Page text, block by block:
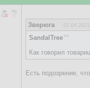
Зверюга
SandalTree
Как говорил
Есть подозрение,